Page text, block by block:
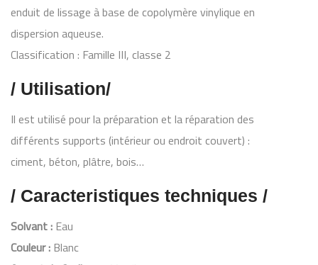
enduit de lissage à base de copolymère vinylique en
dispersion aqueuse.
Classification : Famille III, classe 2
/ Utilisation/
Il est utilisé pour la préparation et la réparation des
différents supports (intérieur ou endroit couvert) :
ciment, béton, plâtre, bois…
/ Caracteristiques techniques /
Solvant : Eau
Couleur : Blanc